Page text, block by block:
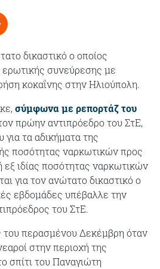
δικαστικό ο οποίος
συνεύρεσης με
κοκαΐνης στην Ηλιούπολη.
σύμφωνα με ρεπορτάζ του
πρώην αντιπρόεδρο του ΣτΕ,
τα αδικήματα της
ποσότητας ναρκωτικών προς
εξ ιδίας ποσότητας ναρκωτικών
για τον ανώτατο δικαστικό ο
εβδομάδες υπέβαλλε την
του ΣτΕ.
του περασμένου Δεκέμβρη όταν
στην περιοχή της
σπίτι του Παναγιώτη